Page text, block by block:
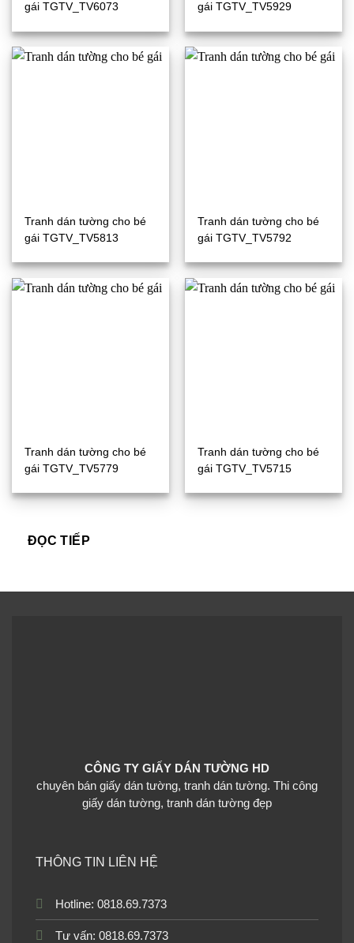
gái TGTV_TV6073
gái TGTV_TV5929
Tranh dán tường cho bé
gái TGTV_TV5813
Tranh dán tường cho bé
gái TGTV_TV5792
Tranh dán tường cho bé
gái TGTV_TV5779
Tranh dán tường cho bé
gái TGTV_TV5715
ĐỌC TIẾP
CÔNG TY GIẤY DÁN TƯỜNG HD
chuyên bán giấy dán tường, tranh dán tường. Thi công
giấy dán tường, tranh dán tường đẹp
THÔNG TIN LIÊN HỆ
Hotline: 0818.69.7373
Tư vấn: 0818.69.7373